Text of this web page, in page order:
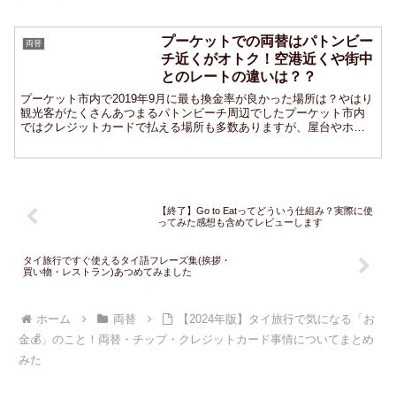
両替
プーケットでの両替はパトンビー
チ近くがオトク！空港近くや街中
とのレートの違いは？？
プーケット市内で2019年9月に最も換金率が良かった場所は？やはり
観光客がたくさんあつまるパトンビーチ周辺でしたプーケット市内
ではクレジットカードで払える場所も多数ありますが、屋台やホテ
【終了】Go to Eatってどういう仕組み？実際に使
ってみた感想も含めてレビューします
タイ旅行ですぐ使えるタイ語フレーズ集(挨拶・
買い物・レストラン)あつめてみました
ホーム 両替
【2024年版】タイ旅行で気になる「お
金💰」のこと！両替・チップ・クレジットカード事情についてまとめ
みた